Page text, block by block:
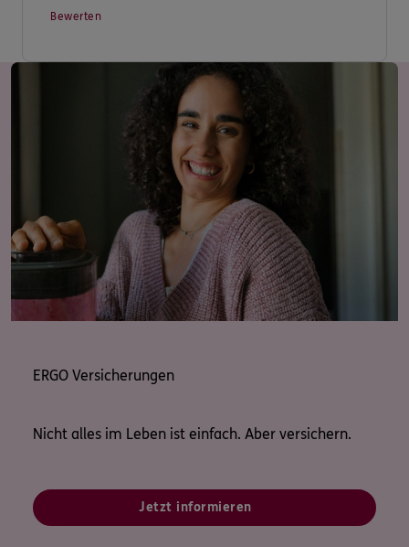
Bewerten
ERGO Versicherungen
Nicht alles im Leben ist einfach. Aber versichern.
Jetzt informieren